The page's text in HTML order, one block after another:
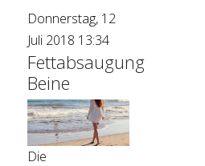
Donnerstag, 12
Juli 2018 13:34
Fettabsaugung
Beine
Die